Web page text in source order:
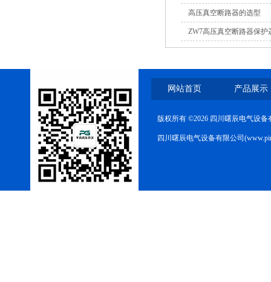
高压真空断路器的选型
ZW7高压真空断路器保
网站首页 产品展示
版权所有 ©2026 四川曙辰电气设
四川曙辰电气设备有限公司